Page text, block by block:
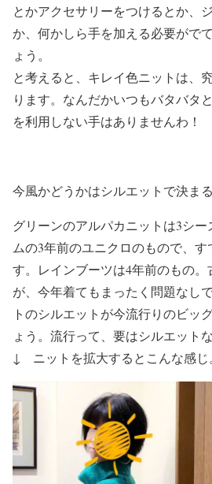
とかアクセサリーをつけるとか、
か、何かしら手を加える必要がで
ょう。
と考えると、キレイ色ニットは、
ります。なんだかいつもバタバタ
を利用しない手はありませんわ！
今風かどうかはシルエットで決まる
グリーンのアルパカニットは3シ
ムの3年前のユニクロのもので、
す。レインブーツは4年前のもの
が、今年着てもまったく問題なし
トのシルエットが今流行りのビッ
ょう。流行って、要はシルエット
↓ ニットを拡大するとこんな感じ